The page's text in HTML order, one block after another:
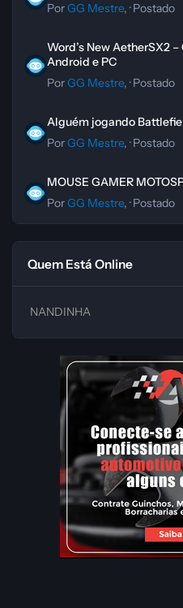
PorGG Mestre, ·Postado
Word’s New AetherSX2
Android e PC
PorGG Mestre, ·Postado
Alguém jogando
PorGG Mestre, ·Postado
MOUSE GAMER
PorGG Mestre, ·Postado
Quem Está Online
NANDINHA